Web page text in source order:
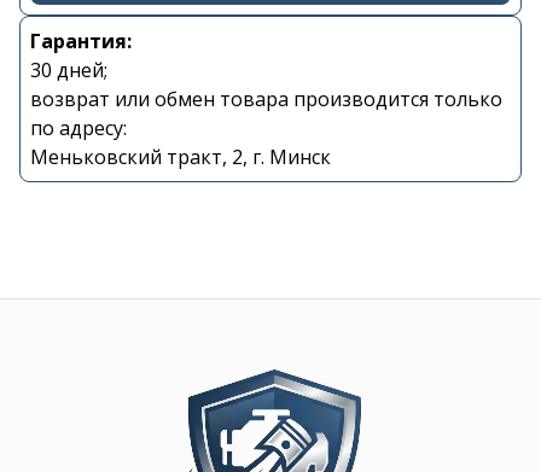
Гарантия:
30 дней;
возврат или обмен товара производится только
по адресу:
Меньковский тракт, 2, г. Минск
shupik21@bk.ru
Image